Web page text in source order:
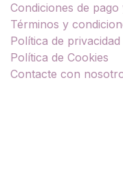
Condiciones de pago
Términos y
Política de privacidad
Política de Cookies
Contacte con
TU